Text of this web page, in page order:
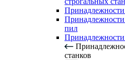
Принадлежности
пил
Принадлежности
станков